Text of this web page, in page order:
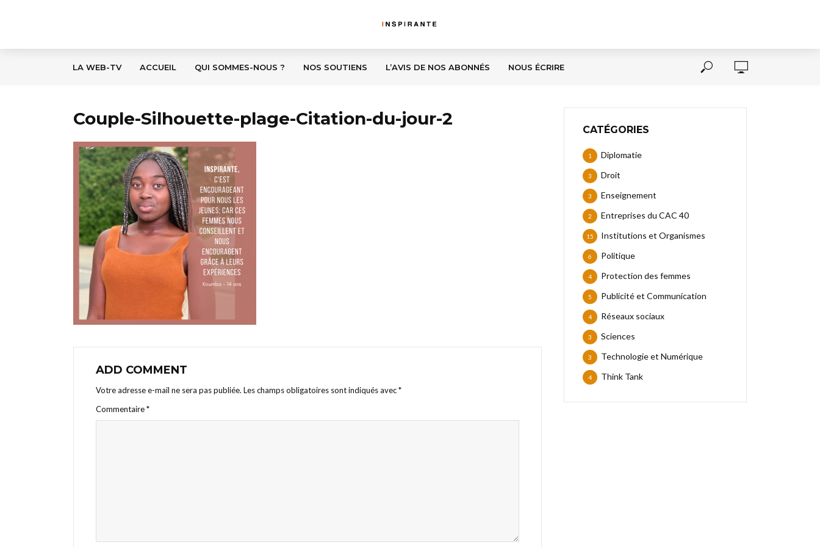
LA WEB-TV ACCUEIL QUI SOMMES-NOUS ? NOS SOUTIENS L’AVIS DE NOS ABONNÉS NOUS ÉCRIRE
Couple-Silhouette-plage-Citation-du-jour-2
ADD COMMENT
Votre adresse e-mail ne sera pas publiée. Les champs obligatoires sont indiqués avec*
Commentaire*
CATÉGORIES
Diplomatie
1
Droit
3
Enseignement
3
Entreprises du CAC 40
2
Institutions et Organismes
15
Politique
6
Protection des femmes
4
Publicité et Communication
5
Réseaux sociaux
4
Sciences
3
Technologie et Numérique
3
Think Tank
4